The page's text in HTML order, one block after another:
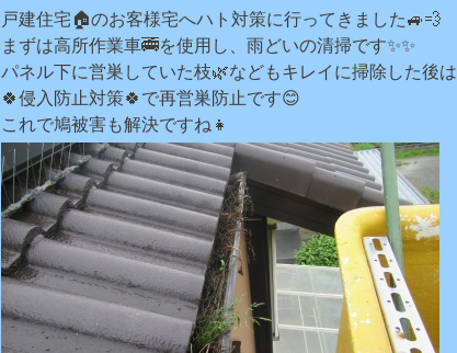
戸建住宅🏠のお客様宅へハト対策に行ってきました🚙💨
まずは高所作業車🚎を使用し、雨どいの清掃です✨✨
パネル下に営巣していた枝🌿などもキレイに掃除した後は
🍀侵入防止対策🍀で再営巣防止です😊
これで鳩被害も解決ですね👧